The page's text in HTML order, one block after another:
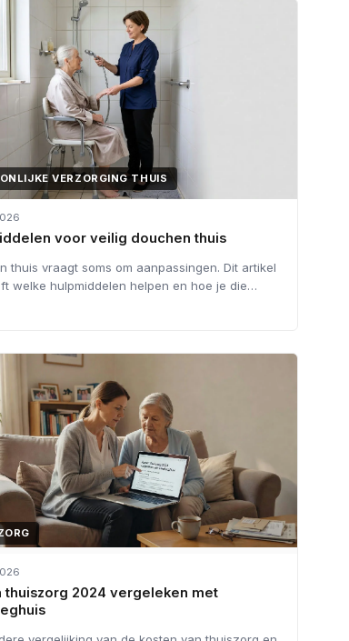
VERZORGING THUIS
voor veilig douchen thuis
thuis vraagt soms om aanpassingen. Dit artikel
welke hulpmiddelen helpen en hoe je die
thuiszorg 2024 vergeleken met